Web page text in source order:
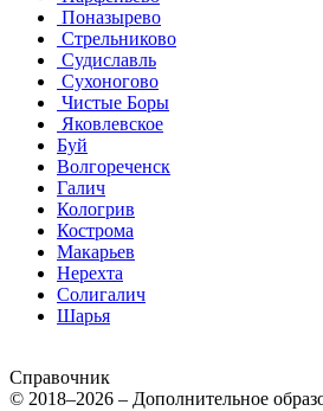
Поназырево
Стрельниково
Судиславль
Сухоногово
Чистые Боры
Яковлевское
Буй
Волгореченск
Галич
Кологрив
Кострома
Макарьев
Нерехта
Солигалич
Шарья
Справочник
© 2018–2026 – Дополнительное